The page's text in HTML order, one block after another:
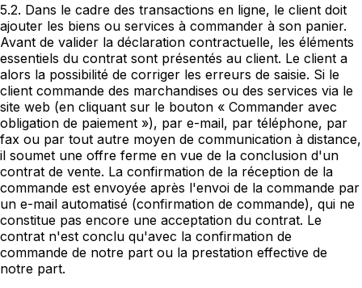
5.2. Dans le cadre des transactions en ligne, le client doit
ajouter les biens ou services à commander à son panier.
Avant de valider la déclaration contractuelle, les éléments
essentiels du contrat sont présentés au client. Le client a
alors la possibilité de corriger les erreurs de saisie. Si le
client commande des marchandises ou des services via le
site web (en cliquant sur le bouton « Commander avec
obligation de paiement »), par e-mail, par téléphone, par
fax ou par tout autre moyen de communication à distance,
il soumet une offre ferme en vue de la conclusion d'un
contrat de vente. La confirmation de la réception de la
commande est envoyée après l'envoi de la commande par
un e-mail automatisé (confirmation de commande), qui ne
constitue pas encore une acceptation du contrat. Le
contrat n'est conclu qu'avec la confirmation de
commande de notre part ou la prestation effective de
notre part.